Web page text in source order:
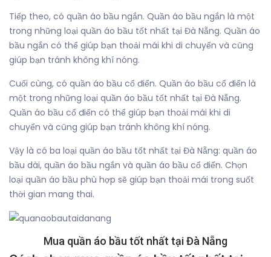
Tiếp theo, có quần áo bầu ngắn. Quần áo bầu ngắn là một
trong những loại quần áo bầu tốt nhất tại Đà Nẵng. Quần áo
bầu ngắn có thể giúp bạn thoải mái khi di chuyển và cũng
giúp bạn tránh không khí nóng.
Cuối cùng, có quần áo bầu cổ điển. Quần áo bầu cổ điển là
một trong những loại quần áo bầu tốt nhất tại Đà Nẵng.
Quần áo bầu cổ điển có thể giúp bạn thoải mái khi di
chuyển và cũng giúp bạn tránh không khí nóng.
Vậy là có ba loại quần áo bầu tốt nhất tại Đà Nẵng: quần áo
bầu dài, quần áo bầu ngắn và quần áo bầu cổ điển. Chọn
loại quần áo bầu phù hợp sẽ giúp bạn thoải mái trong suốt
thời gian mang thai.
Mua quần áo bầu tốt nhất tại Đà Nẵng